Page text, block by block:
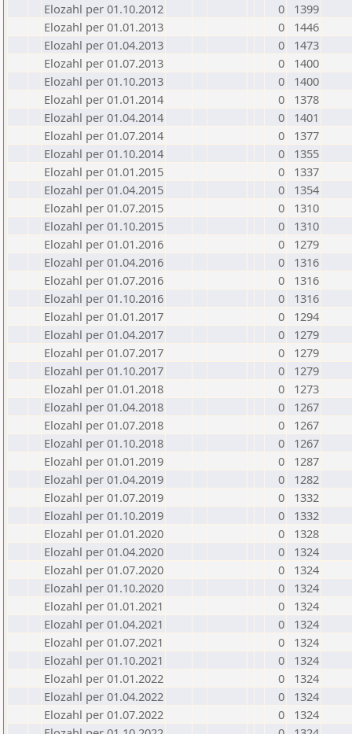
Elozahl per 01.10.2012
0
1399
Elozahl per 01.01.2013
0
1446
Elozahl per 01.04.2013
0
1473
Elozahl per 01.07.2013
0
1400
Elozahl per 01.10.2013
0
1400
Elozahl per 01.01.2014
0
1378
Elozahl per 01.04.2014
0
1401
Elozahl per 01.07.2014
0
1377
Elozahl per 01.10.2014
0
1355
Elozahl per 01.01.2015
0
1337
Elozahl per 01.04.2015
0
1354
Elozahl per 01.07.2015
0
1310
Elozahl per 01.10.2015
0
1310
Elozahl per 01.01.2016
0
1279
Elozahl per 01.04.2016
0
1316
Elozahl per 01.07.2016
0
1316
Elozahl per 01.10.2016
0
1316
Elozahl per 01.01.2017
0
1294
Elozahl per 01.04.2017
0
1279
Elozahl per 01.07.2017
0
1279
Elozahl per 01.10.2017
0
1279
Elozahl per 01.01.2018
0
1273
Elozahl per 01.04.2018
0
1267
Elozahl per 01.07.2018
0
1267
Elozahl per 01.10.2018
0
1267
Elozahl per 01.01.2019
0
1287
Elozahl per 01.04.2019
0
1282
Elozahl per 01.07.2019
0
1332
Elozahl per 01.10.2019
0
1332
Elozahl per 01.01.2020
0
1328
Elozahl per 01.04.2020
0
1324
Elozahl per 01.07.2020
0
1324
Elozahl per 01.10.2020
0
1324
Elozahl per 01.01.2021
0
1324
Elozahl per 01.04.2021
0
1324
Elozahl per 01.07.2021
0
1324
Elozahl per 01.10.2021
0
1324
Elozahl per 01.01.2022
0
1324
Elozahl per 01.04.2022
0
1324
Elozahl per 01.07.2022
0
1324